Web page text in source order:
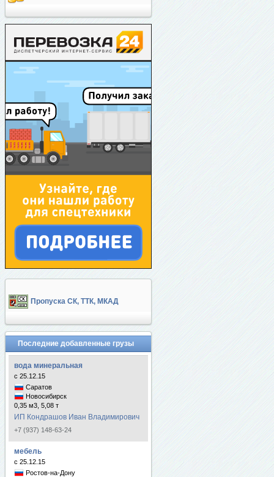
Пропуска СК, ТТК, МКАД
Последние добавленные грузы
вода минеральная
с 25.12.15
Саратов
Новосибирск
0,35 м3, 5,08 т
ИП Кондрашов Иван Владимирович
+7 (937) 148-63-24
мебель
с 25.12.15
Ростов-на-Дону